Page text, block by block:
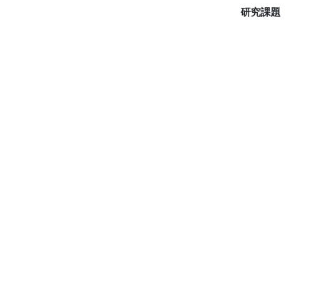
研究課題